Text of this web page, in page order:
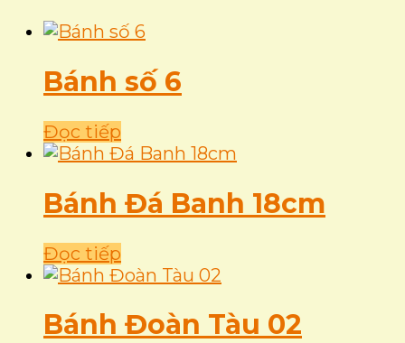
Bánh số 6
Đọc tiếp
Bánh Đá Banh 18cm
Đọc tiếp
Bánh Đoàn Tàu 02